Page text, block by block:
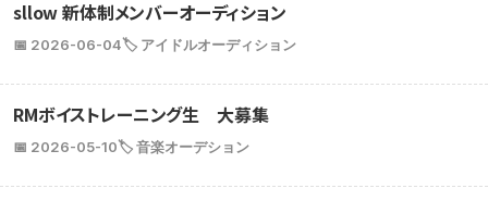
sllow 新体制メンバーオーディション
📅 2026-06-04🏷️ アイドルオーディション
RMボイストレーニング生 大募集
📅 2026-05-10🏷️ 音楽オーデション